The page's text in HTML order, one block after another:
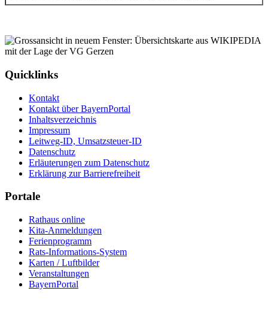
Quicklinks
Kontakt
Kontakt über BayernPortal
Inhaltsverzeichnis
Impressum
Leitweg-ID, Umsatzsteuer-ID
Datenschutz
Erläuterungen zum Datenschutz
Erklärung zur Barrierefreiheit
Portale
Rathaus online
Kita-Anmeldungen
Ferienprogramm
Rats-Informations-System
Karten / Luftbilder
Veranstaltungen
BayernPortal